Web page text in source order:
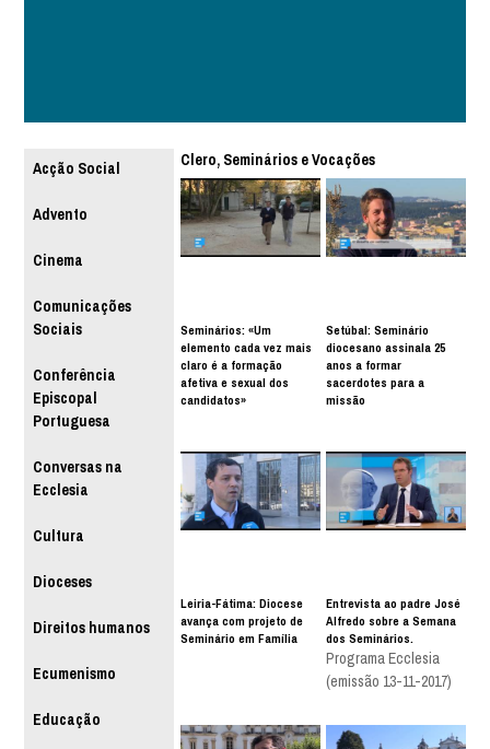
Acção Social
Advento
Cinema
Comunicações
Sociais
Conferência
Episcopal
Portuguesa
Conversas na
Ecclesia
Cultura
Dioceses
Direitos humanos
Ecumenismo
Educação
Clero, Seminários e Vocações
Seminários: «Um
elemento cada vez mais
claro é a formação
afetiva e sexual dos
candidatos»
Setúbal: Seminário
diocesano assinala 25
anos a formar
sacerdotes para a
missão
Leiria-Fátima: Diocese
avança com projeto de
Seminário em Família
Entrevista ao padre José
Alfredo sobre a Semana
dos Seminários.
Programa Ecclesia
(emissão 13-11-2017)